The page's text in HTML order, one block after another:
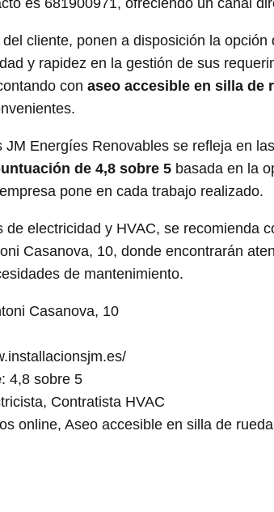
es 681900971, ofreciendo un canal
cliente, ponen a disposición la opción
y rapidez en la gestión de sus
con aseo accesible en silla de
JM Energíes Renovables se refleja en
de 4,8 sobre 5 basada en la
pone en cada trabajo realizado.
de electricidad y HVAC, se recomienda
Casanova, 10, donde encontrarán
de mantenimiento.
Casanova, 10
: 4,8 sobre 5
Contratista HVAC
online, Aseo accesible en silla de